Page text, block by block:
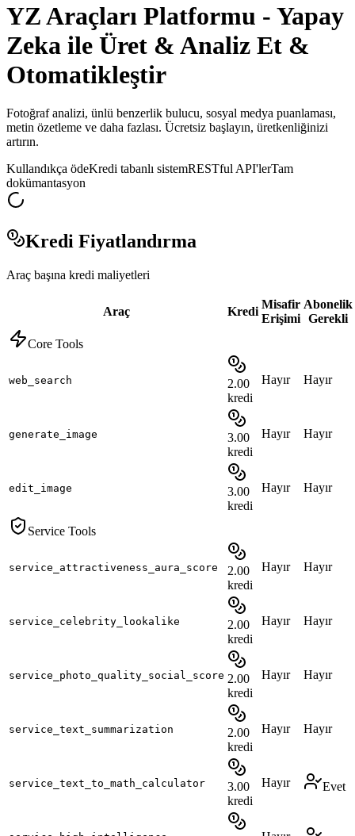
YZ Araçları Platformu - Yapay
Zeka ile Üret & Analiz Et &
Otomatikleştir
Fotoğraf analizi, ünlü benzerlik bulucu, sosyal medya puanlaması,
metin özetleme ve daha fazlası. Ücretsiz başlayın, üretkenliğinizi
artırın.
Kullandıkça ödeKredi tabanlı sistemRESTful API'lerTam
dokümantasyon
Kredi Fiyatlandırma
Araç başına kredi maliyetleri
Araç Kredi
Misafir
Erişimi
Abonelik
Gerekli
Core Tools
web_search
2.00
kredi
Hayır Hayır
generate_image
3.00
kredi
Hayır Hayır
edit_image
3.00
kredi
Hayır Hayır
Service Tools
service_attractiveness_aura_score
2.00
kredi
Hayır Hayır
service_celebrity_lookalike
2.00
kredi
Hayır Hayır
service_photo_quality_social_score 2.00
kredi
Hayır Hayır
service_text_summarization
2.00
kredi
Hayır Hayır
service_text_to_math_calculator
3.00
kredi
Hayır Evet